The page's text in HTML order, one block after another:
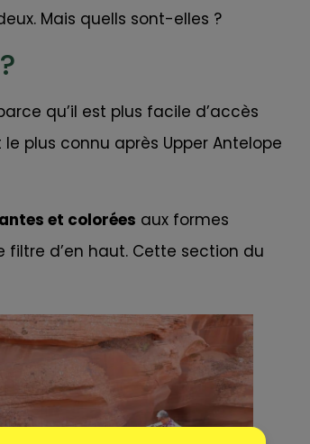
Mais quells sont-elles ?
qu’il est plus facile d’accès
plus connu après Upper Antelope
et colorées aux formes
d’en haut. Cette section du